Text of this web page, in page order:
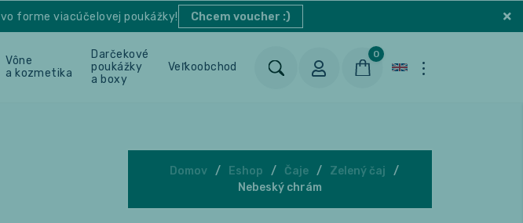
vo forme viacúčelovej poukážky! Chcem voucher :)
Vône
a kozmetika
Darčekové
poukážky
a boxy
Veľkoobchod Blog Kontakt
0
Domov Eshop Čaje
Zelený čaj
Nebeský chrám